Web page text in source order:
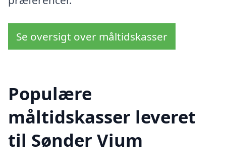
Se oversigt over måltidskasser
Populære
måltidskasser leveret
til Sønder Vium